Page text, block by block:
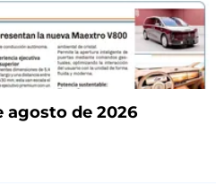
agosto de 2026